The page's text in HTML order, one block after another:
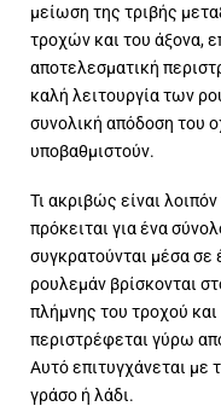
μείωση της τριβής
τροχών και του άξονα,
αποτελεσματική
καλή λειτουργία των
συνολική απόδοση του
υποβαθμιστούν.
Τι ακριβώς είναι
πρόκειται για ένα
συγκρατούνται μέσα σε
ρουλεμάν βρίσκονται
πλήμνης του τροχού
περιστρέφεται γύρω
Αυτό επιτυγχάνεται με
γράσο ή λάδι.